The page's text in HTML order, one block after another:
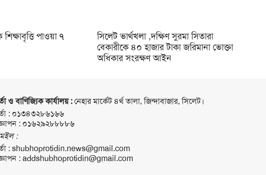
পাওয়া ৭
সিলেট ভার্থখলা ,দক্ষিণ সুরমা সিতারা
বেকারীকে ৪০ হাজার টাকা জরিমানা ভোক্তা
অধিকার সংরক্ষণ আইন
ও বাণিজ্যিক কার্যালয় :নেহার মার্কেট ৪র্থ তালা, জিন্দাবাজার, সিলেট।
: ০১৩৪৩২৮৬১৬৬
: ০১৬২৯২৮৮৮৮৬
:
:shubhoprotidin.news@gmail.com
:addshubhoprotidin@gmail.com